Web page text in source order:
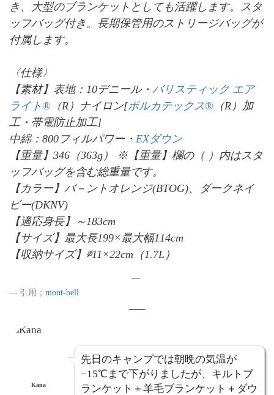
き、大型のブランケットとしても活躍します。スタ
ッフバッグ付き。長期保管用のストリージバッグが
付属します。
〈仕様〉
【素材】表地：10デニール・ バリスティック エア
ライト® （R）ナイロン[ポルカテックス® （R）加
工・帯電防止加工]
中綿：800フィルパワー・ EXダウン
【重量】346（363g） ※【重量】欄の（ ）内はスタ
ッフバッグを含む総重量です。
【カラー】バ－ントオレンジ(BTOG)、ダークネイ
ビー(DKNV)
【適応身長】～183cm
【サイズ】最大長199×最大幅114cm
【収納サイズ】∅11×22cm（1.7L）
引用； mont-bell
Kana
先日のキャンプでは朝晩の気温が
−15℃まで下がりましたが、キルトブ
ランケット＋羊毛ブランケット＋ダウ